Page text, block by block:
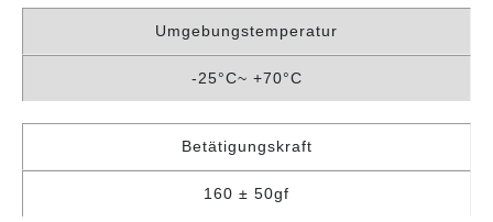
Umgebungstemperatur
-25°C~ +70°C
Betätigungskraft
160 ± 50gf